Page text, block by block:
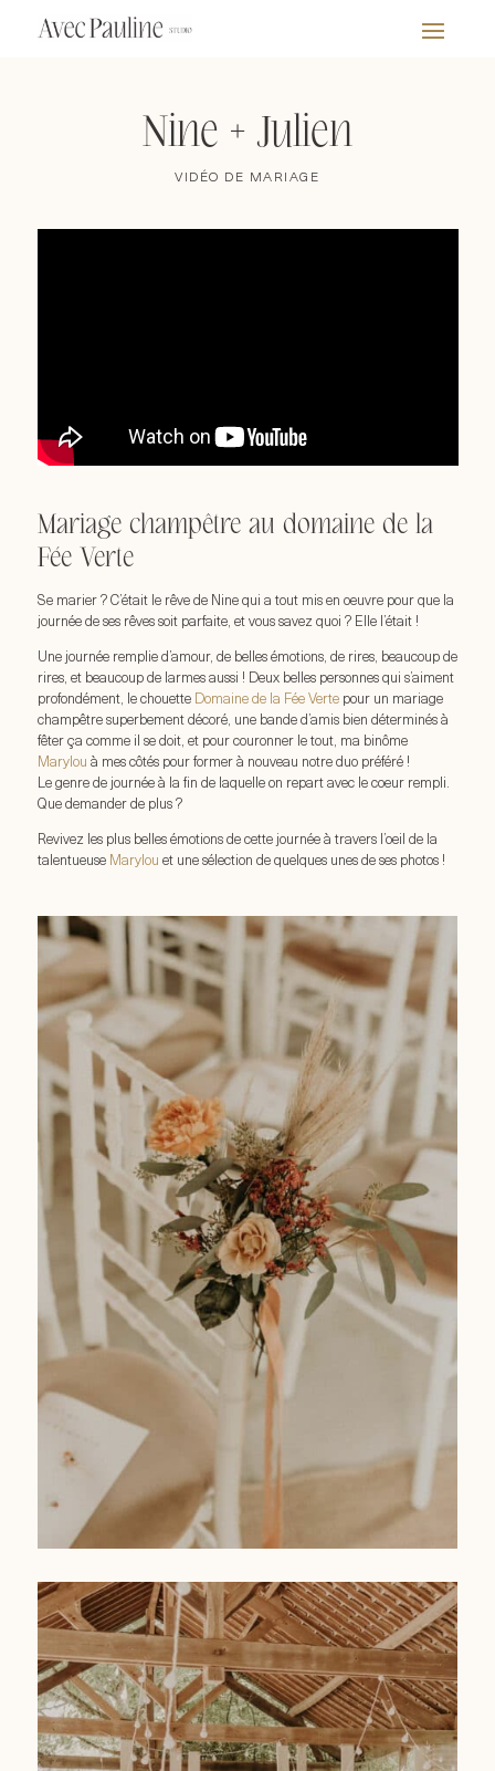
Nine + Julien
VIDÉO DE MARIAGE
Mariage champêtre au domaine de la
Fée Verte
Se marier ? C’était le rêve de Nine qui a tout mis en oeuvre pour que la
journée de ses rêves soit parfaite, et vous savez quoi ? Elle l’était !
Une journée remplie d’amour, de belles émotions, de rires, beaucoup de
rires, et beaucoup de larmes aussi ! Deux belles personnes qui s’aiment
profondément, le chouette Domaine de la Fée Vertepour un mariage
champêtre superbement décoré, une bande d’amis bien déterminés à
fêter ça comme il se doit, et pour couronner le tout, ma binôme
Marylou à mes côtés pour former à nouveau notre duo préféré !
Le genre de journée à la fin de laquelle on repart avec le coeur rempli.
Que demander de plus ?
Revivez les plus belles émotions de cette journée à travers l’oeil de la
talentueuse Marylou et une sélection de quelques unes de ses photos !